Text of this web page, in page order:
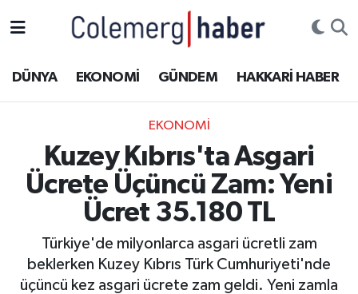
DÜNYA EKONOMİ GÜNDEM HAKKARİ HABER
EKONOMİ
Kuzey Kıbrıs'ta Asgari
Ücrete Üçüncü Zam: Yeni
Ücret 35.180 TL
Türkiye'de milyonlarca asgari ücretli zam
beklerken Kuzey Kıbrıs Türk Cumhuriyeti'nde
üçüncü kez asgari ücrete zam geldi. Yeni zamla
ASAYİŞ
DOĞA
DÜNYA
EĞİTİM
Hakkâri Hava Durumu
Hakkâri Trafik Yoğunluk Haritası
Süper Lig Puan Durumu ve Fikstür
Tüm Manşetler